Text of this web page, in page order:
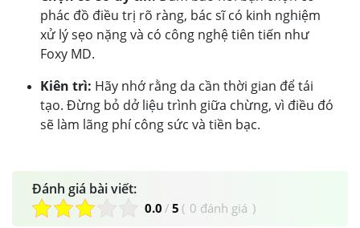
phác đồ điều trị rõ ràng, bác sĩ có kinh nghiệm
xử lý sẹo nặng và có công nghệ tiên tiến như
Foxy MD.
Kiên trì: Hãy nhớ rằng da cần thời gian để tái
tạo. Đừng bỏ dở liệu trình giữa chừng, vì điều đó
sẽ làm lãng phí công sức và tiền bạc.
Đánh giá bài viết:
0.0 / 5 ( 0 đánh giá )